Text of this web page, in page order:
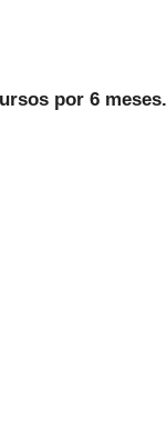
por 6 meses.